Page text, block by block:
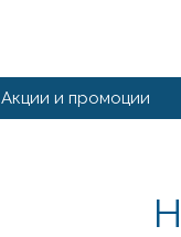
Акции и промоции